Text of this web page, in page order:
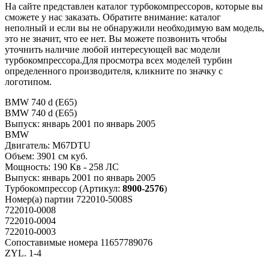
На сайте представлен каталог турбокомпрессоров, которые вы
сможете у нас заказать. Обратите внимание: каталог
неполный и если вы не обнаружили необходимую вам модель,
это не значит, что ее нет. Вы можете позвонить чтобы
уточнить наличие любой интересующей вас модели
турбокомпрессора.Для просмотра всех моделей турбин
определенного производителя, кликните по значку с
логотипом.
BMW 740 d (E65)
BMW 740 d (E65)
Выпуск: январь 2001 по январь 2005
BMW
Двигатель: M67DTU
Объем: 3901 см куб.
Мощность: 190 Кв - 258 ЛС
Выпуск: январь 2001 по январь 2005
Турбокомпрессор (Артикул: 8900-2576)
Номер(а) партии 722010-5008S
722010-0008
722010-0004
722010-0003
Сопоставимые номера 11657789076
ZYL. 1-4